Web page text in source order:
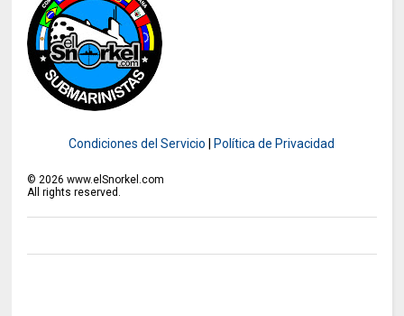
Condiciones del Servicio Política de Privacidad
©2026 www.elSnorkel.com
All rights reserved.